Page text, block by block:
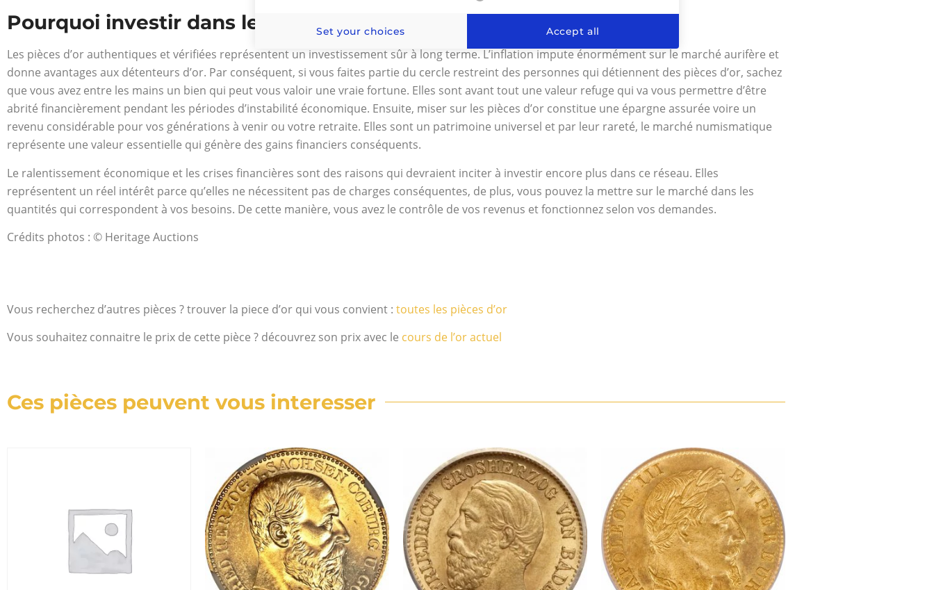
Pourquoi investir dans les pièces 10 Markkaa Or 1878 à 1913 ?
Les pièces d’or authentiques et vérifiées représentent un investissement sûr à long terme. L’inflation impute énormément sur le marché aurifère et
donne avantages aux détenteurs d’or. Par conséquent, si vous faites partie du cercle restreint des personnes qui détiennent des pièces d’or, sachez
que vous avez entre les mains un bien qui peut vous valoir une vraie fortune. Elles sont avant tout une valeur refuge qui va vous permettre d’être
abrité financièrement pendant les périodes d’instabilité économique. Ensuite, miser sur les pièces d’or constitue une épargne assurée voire un
revenu considérable pour vos générations à venir ou votre retraite. Elles sont un patrimoine universel et par leur rareté, le marché numismatique
représente une valeur essentielle qui génère des gains financiers conséquents.
Le ralentissement économique et les crises financières sont des raisons qui devraient inciter à investir encore plus dans ce réseau. Elles
représentent un réel intérêt parce qu’elles ne nécessitent pas de charges conséquentes, de plus, vous pouvez la mettre sur le marché dans les
quantités qui correspondent à vos besoins. De cette manière, vous avez le contrôle de vos revenus et fonctionnez selon vos demandes.
Crédits photos : © Heritage Auctions
Vous recherchez d’autres pièces ? trouver la piece d’or qui vous convient : toutes les pièces d’or
Vous souhaitez connaitre le prix de cette pièce ? découvrez son prix avec le cours de l’or actuel
Ces pièces peuvent vous interesser
Set your choices Accept all